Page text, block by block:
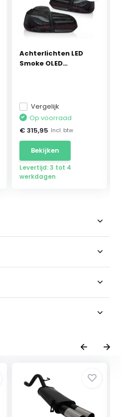
Achterlichten LED
Smoke OLED
Vergelijk
Op voorraad
€ 315,95 Incl. btw
Bekijken
Levertijd: 3 tot 4
werkdagen